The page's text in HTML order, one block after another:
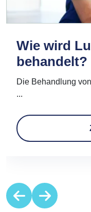
Wie wird
behandelt?
Die Behandlung
...